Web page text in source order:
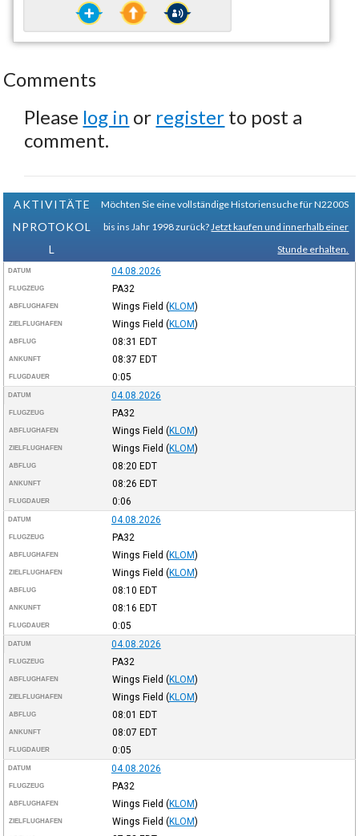
Comments
Please log in or register to post a
comment.
AKTIVITÄTE
NPROTOKOL
L
Möchten Sie eine vollständige Historiensuche für N2200S
bis ins Jahr 1998 zurück? Jetzt kaufen und innerhalb einer
Stunde erhalten.
DATUM 04.08.2026
FLUGZEUG PA32
ABFLUGHAFEN Wings Field (KLOM)
ZIELFLUGHAFEN Wings Field (KLOM)
ABFLUG 08:31 EDT
ANKUNFT 08:37 EDT
FLUGDAUER 0:05
DATUM 04.08.2026
FLUGZEUG PA32
ABFLUGHAFEN Wings Field (KLOM)
ZIELFLUGHAFEN Wings Field (KLOM)
ABFLUG 08:20 EDT
ANKUNFT 08:26 EDT
FLUGDAUER 0:06
DATUM 04.08.2026
FLUGZEUG PA32
ABFLUGHAFEN Wings Field (KLOM)
ZIELFLUGHAFEN Wings Field (KLOM)
ABFLUG 08:10 EDT
ANKUNFT 08:16 EDT
FLUGDAUER 0:05
DATUM 04.08.2026
FLUGZEUG PA32
ABFLUGHAFEN Wings Field (KLOM)
ZIELFLUGHAFEN Wings Field (KLOM)
ABFLUG 08:01 EDT
ANKUNFT 08:07 EDT
FLUGDAUER 0:05
DATUM 04.08.2026
FLUGZEUG PA32
ABFLUGHAFEN Wings Field (KLOM)
ZIELFLUGHAFEN Wings Field (KLOM)